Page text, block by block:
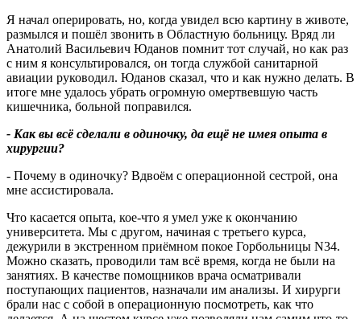
Я начал оперировать, но, когда увидел всю картину в животе,
размылся и пошёл звонить в Областную больницу. Вряд ли
Анатолий Васильевич Юданов помнит тот случай, но как раз
с ним я консультировался, он тогда службой санитарной
авиации руководил. Юданов сказал, что и как нужно делать. В
итоге мне удалось убрать огромную омертвевшую часть
кишечника, больной поправился.
- Как вы всё сделали в одиночку, да ещё не имея опыта в
хирургии?
- Почему в одиночку? Вдвоём с операционной сестрой, она
мне ассистировала.
Что касается опыта, кое-что я умел уже к окончанию
университета. Мы с другом, начиная с третьего курса,
дежурили в экстренном приёмном покое Горбольницы N34.
Можно сказать, проводили там всё время, когда не были на
занятиях. В качестве помощников врача осматривали
поступающих пациентов, назначали им анализы. И хирурги
брали нас с собой в операционную посмотреть, как что